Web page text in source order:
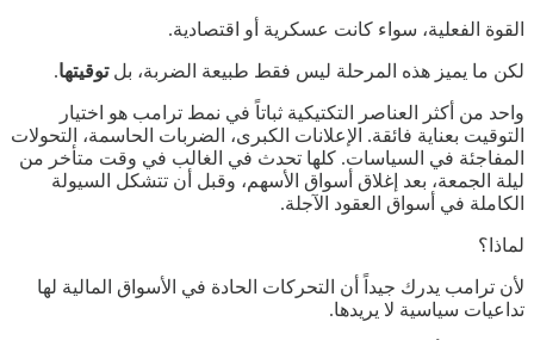
القوة الفعلية، سواء كانت عسكرية أو اقتصادية.
لكن ما يميز هذه المرحلة ليس فقط طبيعة الضربة، بلتوقيتها.
واحد من أكثر العناصر التكتيكية ثباتاً في نمط ترامب هو اختيار
التوقيت بعناية فائقة. الإعلانات الكبرى، الضربات الحاسمة، التحولات
المفاجئة في السياسات. كلها تحدث في الغالب في وقت متأخر من
ليلة الجمعة، بعد إغلاق أسواق الأسهم، وقبل أن تتشكل السيولة
الكاملة في أسواق العقود الآجلة.
لماذا؟
لأن ترامب يدرك جيداً أن التحركات الحادة في الأسواق المالية لها
تداعيات سياسية لا يريدها.